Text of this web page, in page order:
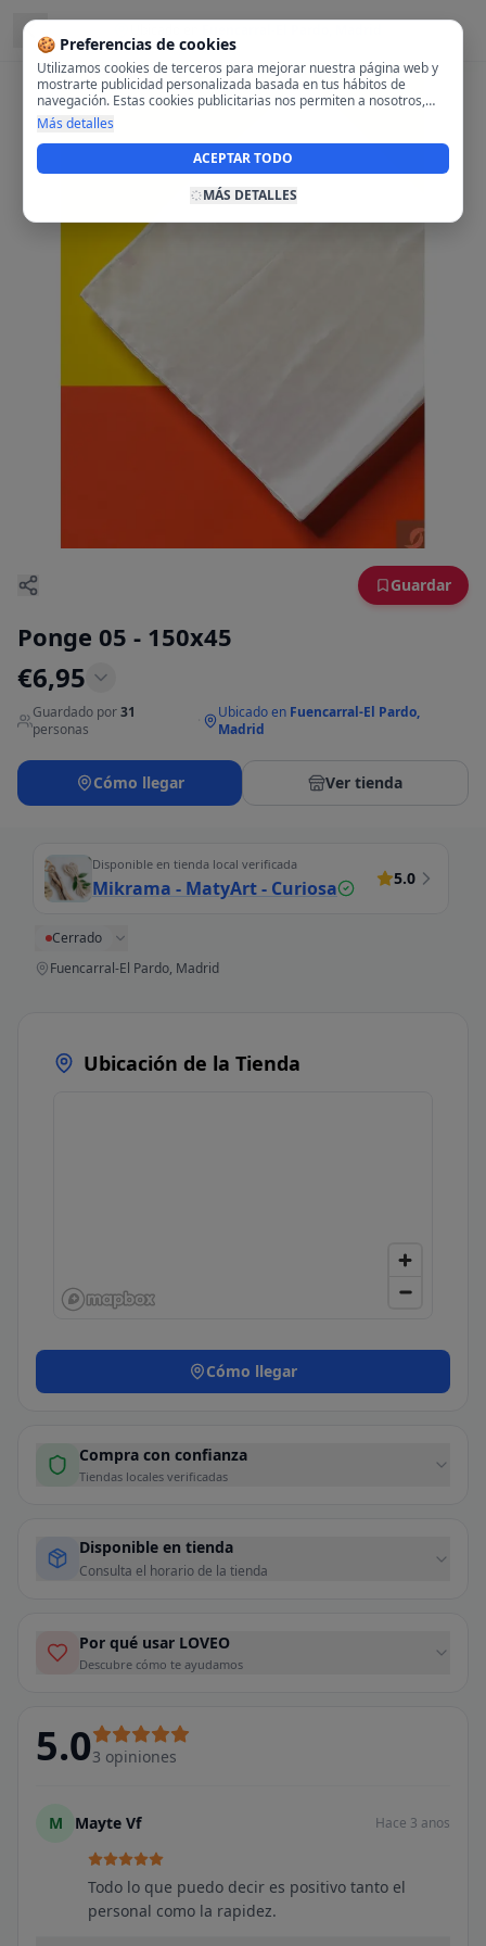
🍪 Preferencias de cookies
Utilizamos cookies de terceros para mejorar nuestra página web y
mostrarte publicidad personalizada basada en tus hábitos de
navegación. Estas cookies publicitarias nos permiten a nosotros,
analizar tu navegación en nuestra página y en internet para
mostrarte anuncios relevantes para ti. Al activarlas, aceptas el uso
de cookies para fines publicitarios y la recopilación y tratamiento de
tus datos de navegación, incluyendo la posible compartición de
Más detalles
ACEPTAR TODO
MÁS DETALLES
Guardar
Ponge 05 - 150x45
€6,95
Guardado por31
personas
Ubicado en Fuencarral-El Pardo,
Madrid
Cómo llegar Ver tienda
Disponible en tienda local verificada
Mikrama - MatyArt - Curiosa 5.0
Cerrado
Fuencarral-El Pardo, Madrid
Ubicación de la Tienda
Cómo llegar
Compra con confianza
Tiendas locales verificadas
Disponible en tienda
Consulta el horario de la tienda
Por qué usar LOVEO
Descubre cómo te ayudamos
5.03 opiniones
M Mayte Vf Hace 3 anos
Todo lo que puedo decir es positivo tanto el
personal como la rapidez.